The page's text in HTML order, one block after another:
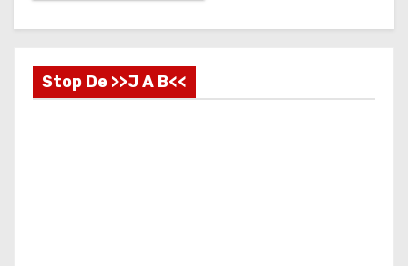
Stop De >>J A B<<